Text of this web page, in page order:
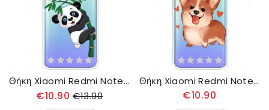
Θήκη Xiaomi Redmi Note 11 Pro 4G / 5G Panda On Bamboo
€10.90 €13.90
Θήκη Xiaomi Redmi Note 11 Pro 4G / 5G Σκυλάκι Μου
€10.90